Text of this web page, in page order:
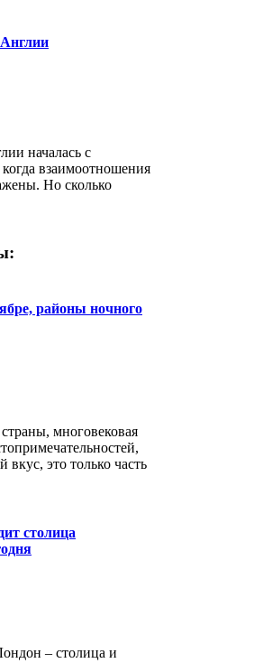
началась с
когда взаимоотношения
Но сколько
районы ночного
многовековая
вкус, это только часть
столица
– столица и